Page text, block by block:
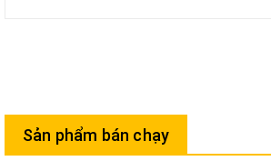
Sản phẩm bán chạy